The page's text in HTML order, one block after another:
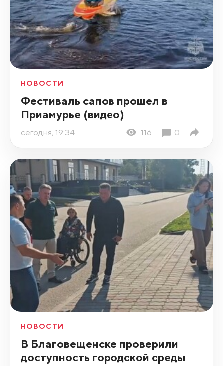
НОВОСТИ
Фестиваль сапов прошел в
Приамурье (видео)
сегодня, 19:34 116 0
НОВОСТИ
В Благовещенске проверили
доступность городской среды